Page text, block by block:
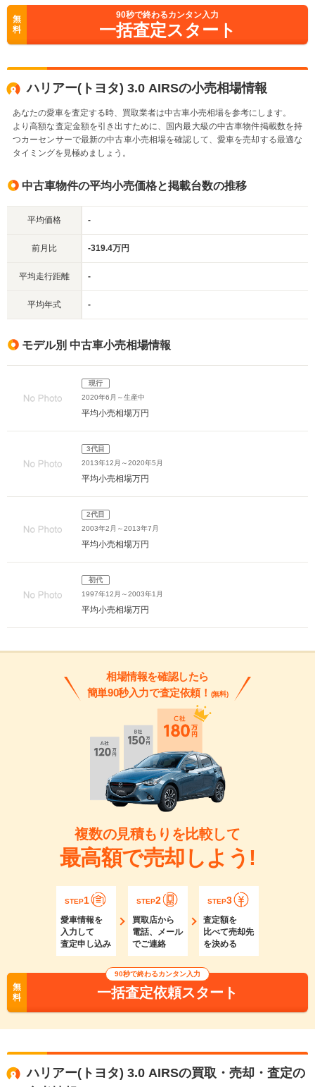
無
料
90秒で終わるカンタン入力
一括査定スタート
ハリアー(トヨタ) 3.0 AIRSの小売相場情報
あなたの愛車を査定する時、買取業者は中古車小売相場を参考にします。
より高額な査定金額を引き出すために、国内最大級の中古車物件掲載数を持
つカーセンサーで最新の中古車小売相場を確認して、愛車を売却する最適な
タイミングを見極めましょう。
中古車物件の平均小売価格と掲載台数の推移
平均価格 -
前月比 -319.4万円
平均走行距離 -
平均年式 -
モデル別 中古車小売相場情報
現行
2020年6月～生産中
平均小売相場万円
3代目
2013年12月～2020年5月
平均小売相場万円
2代目
2003年2月～2013年7月
平均小売相場万円
初代
1997年12月～2003年1月
平均小売相場万円
相場情報を確認したら
簡単90秒入力で査定依頼！ (無料)
複数の見積もりを比較して
最高額で売却しよう!
STEP1
愛車情報を
入力して
査定申し込み
STEP2
買取店から
電話、メール
でご連絡
STEP3
査定額を
比べて売却先
を決める
無
料
90秒で終わるカンタン入力
一括査定依頼スタート
ハリアー(トヨタ) 3.0 AIRSの買取・売却・査定の